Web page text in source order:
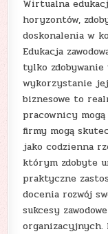
Wirtualna
horyzontów,
doskonalenia w
Edukacja
tylko
wykorzystanie
biznesowe to
pracownicy
firmy mogą
jako codzienna
którym zdobyte
praktyczne
docenia rozwój
sukcesy
organizacyjnych.